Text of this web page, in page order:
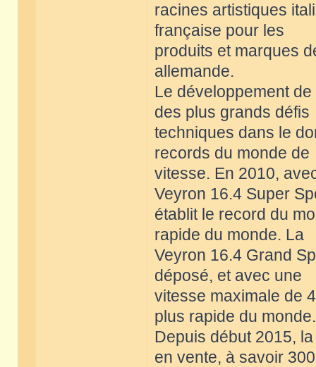
racines artistiques
française pour les
produits et marques
allemande.
Le développement
des plus grands défis
techniques dans le
records du monde de
vitesse. En 2010,
Veyron 16.4 Super
établit le record du
rapide du monde. La
Veyron 16.4 Grand
déposé, et avec une
vitesse maximale de
plus rapide du monde.
Depuis début 2015,
en vente, à savoir 300